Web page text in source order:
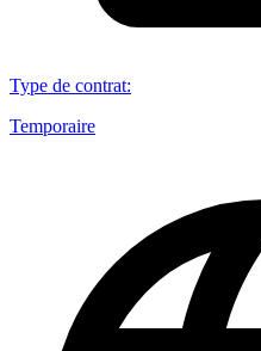
Type de contrat:
Temporaire